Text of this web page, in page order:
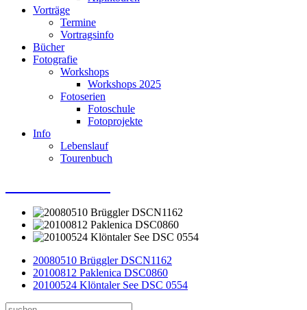
Vorträge
Termine
Vortragsinfo
Bücher
Fotografie
Workshops
Workshops 2025
Fotoserien
Fotoschule
Fotoprojekte
Info
Lebenslauf
Tourenbuch
20080510 Brüggler DSCN1162
20100812 Paklenica DSC0860
20100524 Klöntaler See DSC 0554